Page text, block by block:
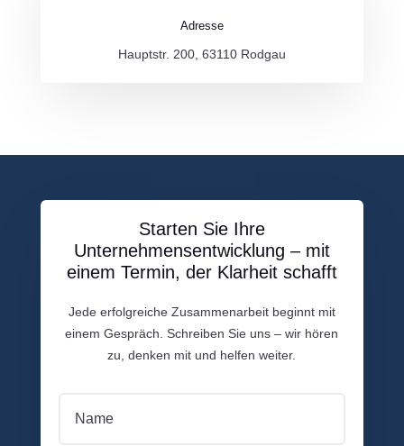
Adresse
Hauptstr. 200, 63110 Rodgau
Starten Sie Ihre
Unternehmensentwicklung – mit
einem Termin, der Klarheit schafft
Jede erfolgreiche Zusammenarbeit beginnt mit
einem Gespräch. Schreiben Sie uns – wir hören
zu, denken mit und helfen weiter.